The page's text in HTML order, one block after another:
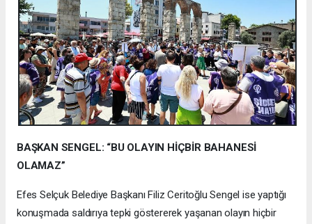
BAŞKAN SENGEL: “BU OLAYIN HİÇBİR BAHANESİ
OLAMAZ”
Efes Selçuk Belediye Başkanı Filiz Ceritoğlu Sengel ise yaptığı
konuşmada saldırıya tepki göstererek yaşanan olayın hiçbir